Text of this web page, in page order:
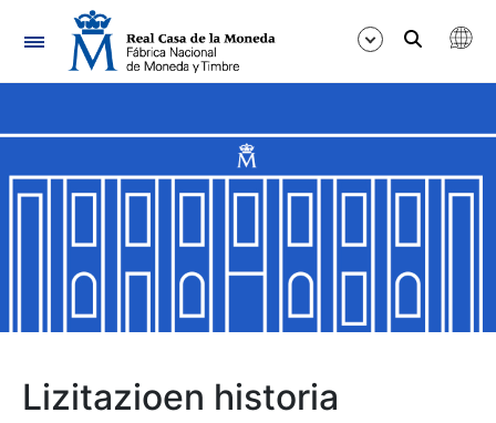
Nabigazioa
Erakutsi/Ezkutatu
Erakutsi/Ezkutatu
Erakutsi/Ezkutatu
Lizitazioen historia